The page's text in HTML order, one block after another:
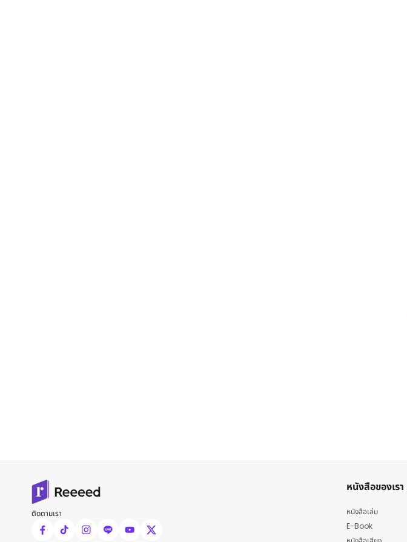
ติดตามเรา
หนังสือของเรา
หนังสือเล่ม
E-Book